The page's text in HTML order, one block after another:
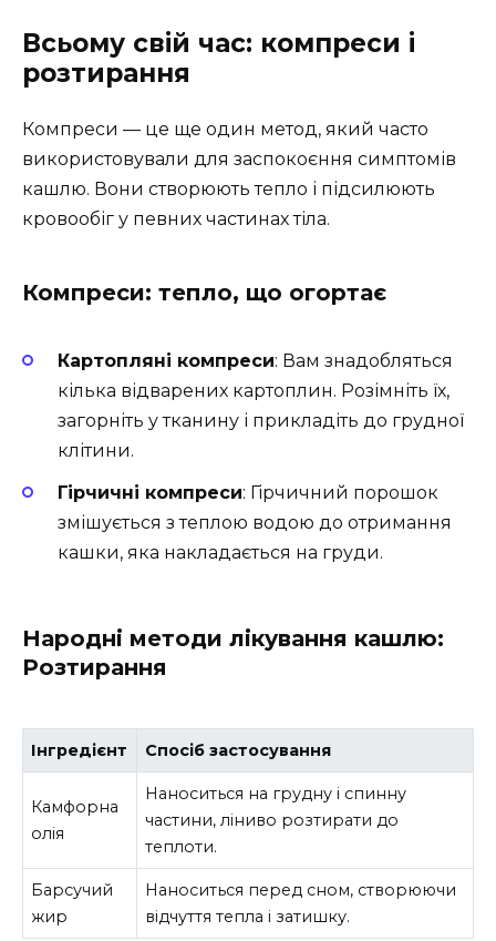
Всьому свій час: компреси і
розтирання
Компреси — це ще один метод, який часто
використовували для заспокоєння симптомів
кашлю. Вони створюють тепло і підсилюють
кровообіг у певних частинах тіла.
Компреси: тепло, що огортає
Картопляні компреси: Вам знадобляться
кілька відварених картоплин. Розімніть їх,
загорніть у тканину і прикладіть до грудної
клітини.
Гірчичні компреси: Гірчичний порошок
змішується з теплою водою до отримання
кашки, яка накладається на груди.
Народні методи лікування кашлю:
Розтирання
Інгредієнт Спосіб застосування
Камфорна
олія
Наноситься на грудну і спинну
частини, ліниво розтирати до
теплоти.
Барсучий
жир
Наноситься перед сном, створюючи
відчуття тепла і затишку.